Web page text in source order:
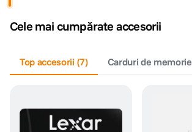
4 peak design
5. canon sx740 hs
card memorie
Cele mai cumpărate accesorii
Top accesorii (7) Carduri de memorie